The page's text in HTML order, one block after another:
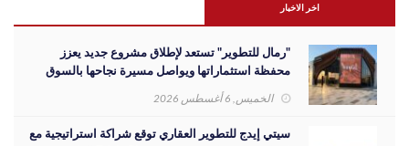
اخر الاخبار
"رمال للتطوير" تستعد لإطلاق مشروع جديد يعزز
محفظة استثماراتها ويواصل مسيرة نجاحها بالسوق
الخميس, 6 أغسطس 2026
سيتي إيدج للتطوير العقاري توقع شراكة استراتيجية مع